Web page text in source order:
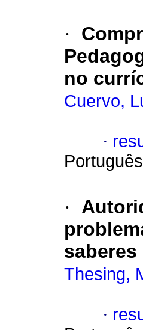
·
no
Cuervo,
·
·
saberes
Thesing,
·